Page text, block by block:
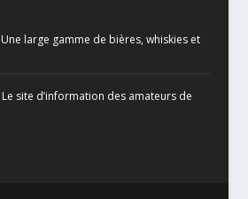
large gamme de bières, whiskies et
site d’information des amateurs de